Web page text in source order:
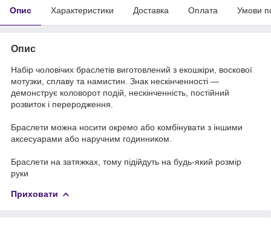
Опис Характеристики Доставка Оплата Умови
Опис
Набір чоловічих браслетів виготовлений з екошкіри, воскової
мотузки, сплаву та намистин. Знак нескінченності —
демонструє коловорот подій, нескінченність, постійний
розвиток і переродження.
Браслети можна носити окремо або комбінувати з іншими
аксесуарами або наручним годинником.
Браслети на затяжках, тому підійдуть на будь-який розмір
руки
Приховати